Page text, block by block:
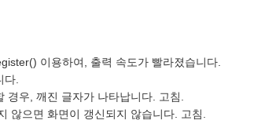
이용하여, 출력 속도가 빨라졌습니다.
.
우, 깨진 글자가 나타납니다. 고침.
으면 화면이 갱신되지 않습니다. 고침.